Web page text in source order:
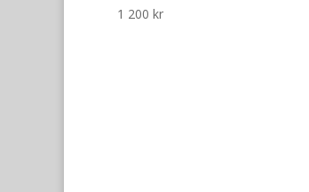
1 200 kr